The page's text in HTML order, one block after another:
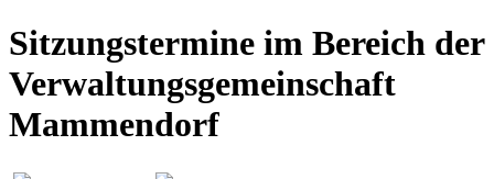
Sitzungstermine im Bereich der
Verwaltungsgemeinschaft
Mammendorf